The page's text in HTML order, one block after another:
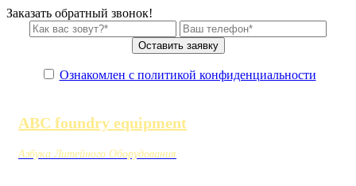
Заказать обратный звонок!
Ознакомлен с политикой конфиденциальности
ABC foundry equipment
Азбука Литейного Оборудования